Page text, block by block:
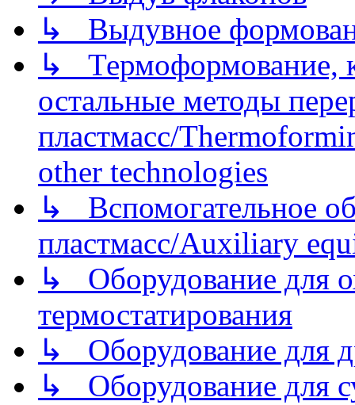
↳ Выдувное
↳ Термоформование,
остальные методы
пластмасс/
other technologies
↳ Вспомогательное
пластмасс/Auxiliary
↳ Оборудование для
термостатирования
↳ Оборудование для
↳ Оборудование для